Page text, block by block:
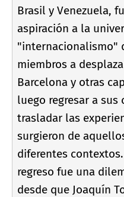
Brasil y Venezuela,
aspiración a la
"internacionalismo"
miembros a
Barcelona y otras
luego regresar a sus
trasladar las
surgieron de
diferentes
regreso fue una
desde que Joaquí­n